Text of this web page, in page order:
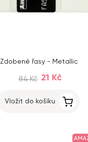
Zdobené řasy - Metallic
84 Kč 21 Kč
Vložit do košíku